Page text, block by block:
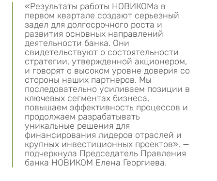
«Результаты работы НОВИКОМа в
первом квартале создают серьезный
задел для долгосрочного роста и
развития основных направлений
деятельности банка. Они
свидетельствуют о состоятельности
стратегии, утвержденной акционером,
и говорят о высоком уровне доверия со
стороны наших партнеров. Мы
последовательно усиливаем позиции в
ключевых сегментах бизнеса,
повышаем эффективность процессов и
продолжаем разрабатывать
уникальные решения для
финансирования лидеров отраслей и
крупных инвестиционных проектов», —
подчеркнула Председатель Правления
банка НОВИКОМ Елена Георгиева.